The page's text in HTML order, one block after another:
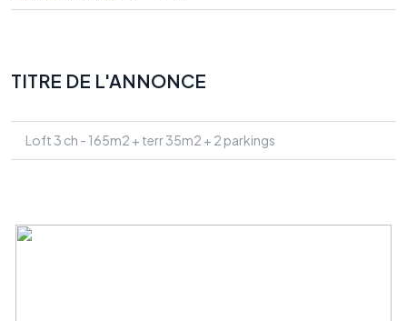
TITRE DE L'ANNONCE
Loft 3 ch - 165m2 + terr 35m2 + 2 parkings